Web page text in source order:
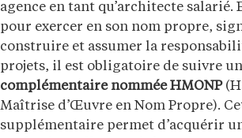
agence en tant qu’architecte salarié.
pour exercer en son nom propre,
construire et assumer la
projets, il est obligatoire de suivre
complémentaire nommée HMONP
Maîtrise d’Œuvre en Nom Propre).
supplémentaire permet d’acquérir